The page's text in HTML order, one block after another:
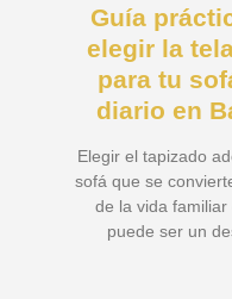
Guía
elegir la
para tu
diario en
Elegir el tapizado
sofá que se
de la vida
puede ser un